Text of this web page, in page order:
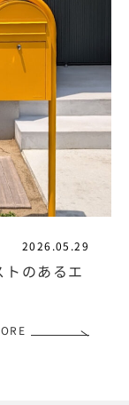
2026.05.29
のあるエ